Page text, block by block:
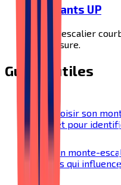
Tournants UP
Monte-escalier
sur-mesure.
Guides utiles
Bien choisir son
complet pour
Prix d'un monte-
facteurs qui